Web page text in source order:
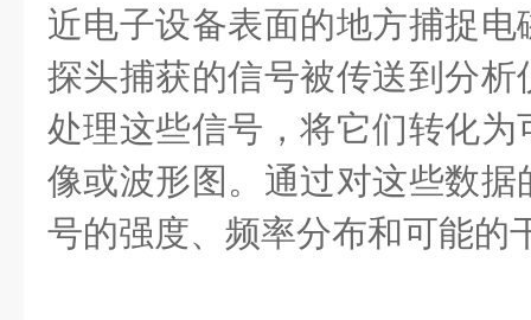
近电子设备表面的地方捕捉
探头捕获的信号被传送到分
处理这些信号，将它们转化
像或波形图。通过对这些数
号的强度、频率分布和可能的